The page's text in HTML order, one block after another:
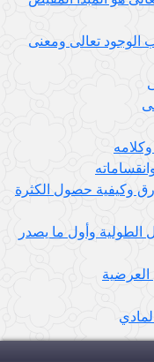
الوجود تعالى ومعنى
وكيفية حصول الكثرة
وأول ما يصدر